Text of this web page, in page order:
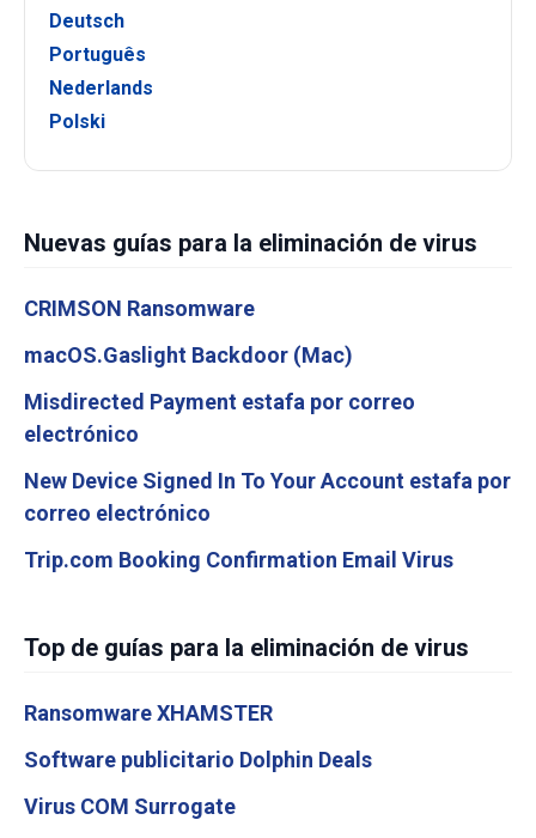
Deutsch
Português
Nederlands
Polski
Nuevas guías para la eliminación de virus
CRIMSON Ransomware
macOS.Gaslight Backdoor (Mac)
Misdirected Payment estafa por correo
electrónico
New Device Signed In To Your Account estafa por
correo electrónico
Trip.com Booking Confirmation Email Virus
Top de guías para la eliminación de virus
Ransomware XHAMSTER
Software publicitario Dolphin Deals
Virus COM Surrogate